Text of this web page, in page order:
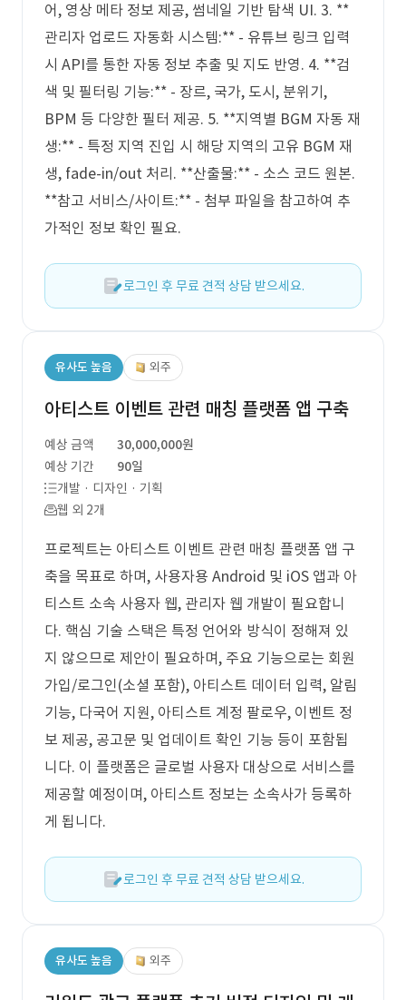
어, 영상 메타 정보 제공, 썸네일 기반 탐색 UI. 3. **
관리자 업로드 자동화 시스템:** - 유튜브 링크 입력
시 API를 통한 자동 정보 추출 및 지도 반영. 4. **검
색 및 필터링 기능:** - 장르, 국가, 도시, 분위기,
BPM 등 다양한 필터 제공. 5. **지역별 BGM 자동 재
생:** - 특정 지역 진입 시 해당 지역의 고유 BGM 재
생, fade-in/out 처리. **산출물:** - 소스 코드 원본.
**참고 서비스/사이트:** - 첨부 파일을 참고하여 추
가적인 정보 확인 필요.
로그인 후 무료 견적 상담 받으세요.
유사도 높음 외주
아티스트 이벤트 관련 매칭 플랫폼 앱 구축
예상 금액
30,000,000원
예상 기간
90일
개발 · 디자인 · 기획
웹 외 2개
프로젝트는 아티스트 이벤트 관련 매칭 플랫폼 앱 구
축을 목표로 하며, 사용자용 Android 및 iOS 앱과 아
티스트 소속 사용자 웹, 관리자 웹 개발이 필요합니
다. 핵심 기술 스택은 특정 언어와 방식이 정해져 있
지 않으므로 제안이 필요하며, 주요 기능으로는 회원
가입/로그인(소셜 포함), 아티스트 데이터 입력, 알림
기능, 다국어 지원, 아티스트 계정 팔로우, 이벤트 정
보 제공, 공고문 및 업데이트 확인 기능 등이 포함됩
니다. 이 플랫폼은 글로벌 사용자 대상으로 서비스를
제공할 예정이며, 아티스트 정보는 소속사가 등록하
게 됩니다.
로그인 후 무료 견적 상담 받으세요.
유사도 높음 외주